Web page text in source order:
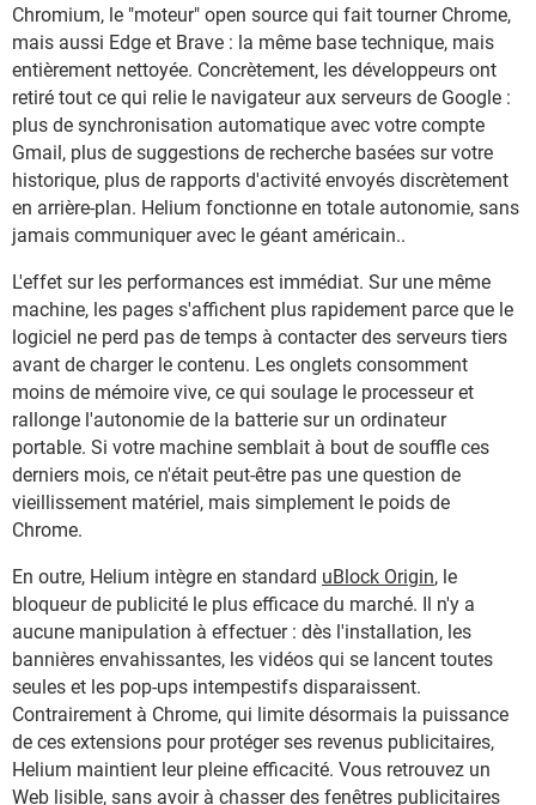
Chromium, le "moteur" open source qui fait tourner Chrome,
mais aussi Edge et Brave : la même base technique, mais
entièrement nettoyée. Concrètement, les développeurs ont
retiré tout ce qui relie le navigateur aux serveurs de Google :
plus de synchronisation automatique avec votre compte
Gmail, plus de suggestions de recherche basées sur votre
historique, plus de rapports d'activité envoyés discrètement
en arrière-plan. Helium fonctionne en totale autonomie, sans
jamais communiquer avec le géant américain..
L'effet sur les performances est immédiat. Sur une même
machine, les pages s'affichent plus rapidement parce que le
logiciel ne perd pas de temps à contacter des serveurs tiers
avant de charger le contenu. Les onglets consomment
moins de mémoire vive, ce qui soulage le processeur et
rallonge l'autonomie de la batterie sur un ordinateur
portable. Si votre machine semblait à bout de souffle ces
derniers mois, ce n'était peut-être pas une question de
vieillissement matériel, mais simplement le poids de
Chrome.
En outre, Helium intègre en standard uBlock Origin, le
bloqueur de publicité le plus efficace du marché. Il n'y a
aucune manipulation à effectuer : dès l'installation, les
bannières envahissantes, les vidéos qui se lancent toutes
seules et les pop-ups intempestifs disparaissent.
Contrairement à Chrome, qui limite désormais la puissance
de ces extensions pour protéger ses revenus publicitaires,
Helium maintient leur pleine efficacité. Vous retrouvez un
Web lisible, sans avoir à chasser des fenêtres publicitaires